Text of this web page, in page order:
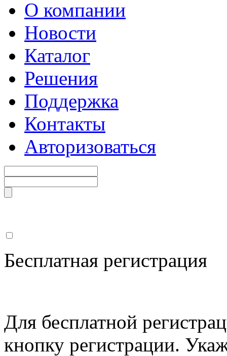
О компании
Новости
Каталог
Решения
Поддержка
Контакты
Авторизоваться
Бесплатная регистрация
Для бесплатной
кнопку регистрации.